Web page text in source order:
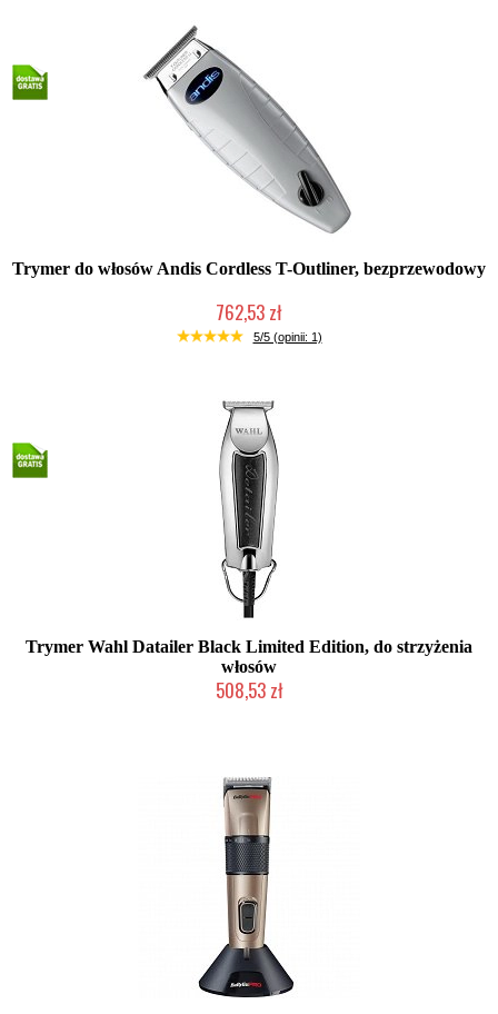
Trymer do włosów Andis Cordless T-Outliner, bezprzewodowy
762,53 zł
Mała ilość (wysyłka w 24h)
5/5 (opinii: 1)
Trymer Wahl Datailer Black Limited Edition, do strzyżenia
włosów
508,53 zł